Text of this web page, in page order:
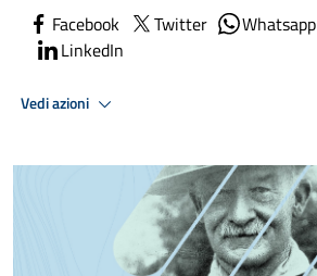
Facebook Twitter Whatsapp
LinkedIn
Vedi azioni